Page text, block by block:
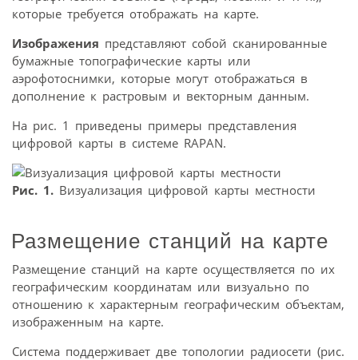
которые требуется отображать на карте.
Изображения представляют собой сканированные
бумажные топографические карты или
аэрофотоснимки, которые могут отображаться в
дополнение к растровым и векторным данным.
На рис. 1 приведены примеры представления
цифровой карты в системе RAPAN.
Рис. 1. Визуализация цифровой карты местности
Размещение станций на карте
Размещение станций на карте осуществляется по их
географическим координатам или визуально по
отношению к характерным географическим объектам,
изображенным на карте.
Система поддерживает две топологии радиосети (рис.